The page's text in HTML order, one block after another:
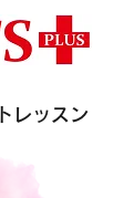
レッスン